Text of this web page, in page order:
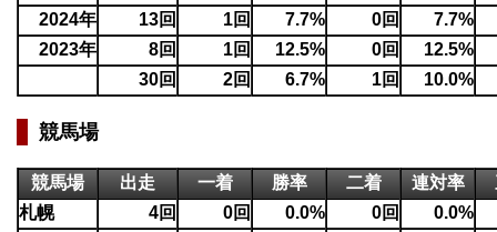
2024年
13回 1回 7.7% 0回
7.7%
2023年
8回 1回 12.5% 0回
12.5%
30回
2回 6.7% 1回 10.0%
競馬場
競馬場 出走 一着 勝率 二着 連対率
札幌
4回 0回 0.0% 0回
0.0%